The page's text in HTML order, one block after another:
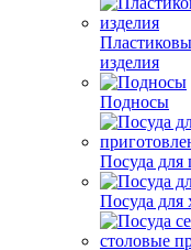
изделия
Подносы
Посуда для
Посуда для